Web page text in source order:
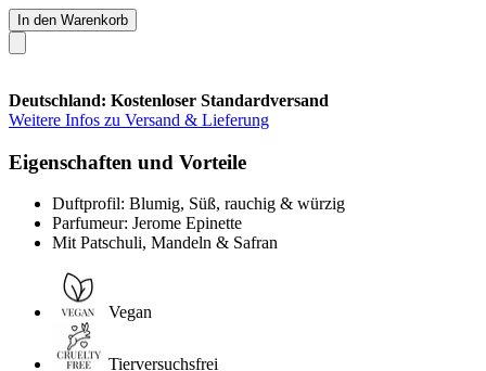
In den Warenkorb
Deutschland: Kostenloser Standardversand
Weitere Infos zu Versand & Lieferung
Eigenschaften und Vorteile
Duftprofil: Blumig, Süß, rauchig & würzig
Parfumeur: Jerome Epinette
Mit Patschuli, Mandeln & Safran
Vegan
Tierversuchsfrei